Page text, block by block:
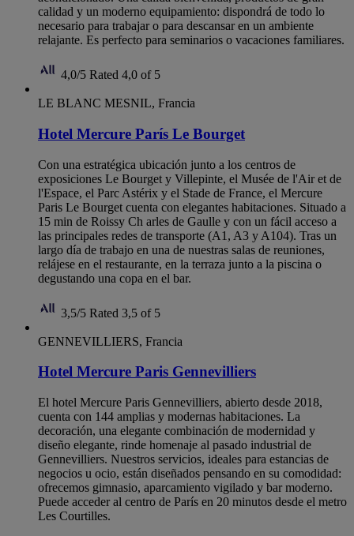
calidad y un moderno equipamiento: dispondrá de todo lo
necesario para trabajar o para descansar en un ambiente
relajante. Es perfecto para seminarios o vacaciones familiares.
4,0/5 Rated 4,0 of 5
LE BLANC MESNIL, Francia
Hotel Mercure París Le Bourget
Con una estratégica ubicación junto a los centros de
exposiciones Le Bourget y Villepinte, el Musée de l'Air et de
l'Espace, el Parc Astérix y el Stade de France, el Mercure
Paris Le Bourget cuenta con elegantes habitaciones. Situado a
15 min de Roissy Ch arles de Gaulle y con un fácil acceso a
las principales redes de transporte (A1, A3 y A104). Tras un
largo día de trabajo en una de nuestras salas de reuniones,
relájese en el restaurante, en la terraza junto a la piscina o
degustando una copa en el bar.
3,5/5 Rated 3,5 of 5
GENNEVILLIERS, Francia
Hotel Mercure Paris Gennevilliers
El hotel Mercure Paris Gennevilliers, abierto desde 2018,
cuenta con 144 amplias y modernas habitaciones. La
decoración, una elegante combinación de modernidad y
diseño elegante, rinde homenaje al pasado industrial de
Gennevilliers. Nuestros servicios, ideales para estancias de
negocios u ocio, están diseñados pensando en su comodidad:
ofrecemos gimnasio, aparcamiento vigilado y bar moderno.
Puede acceder al centro de París en 20 minutos desde el metro
Les Courtilles.